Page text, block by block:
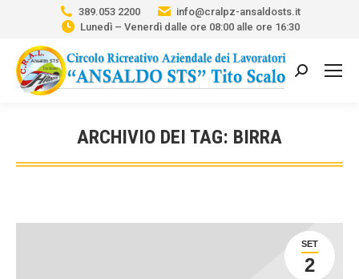
389.053 2200
info@cralpz-ansaldosts.it
Lunedì – Venerdì dalle ore 08:00 alle ore 16:30
Cerca:
ARCHIVIO DEI TAG: BIRRA
Tu sei qui:
SET
2